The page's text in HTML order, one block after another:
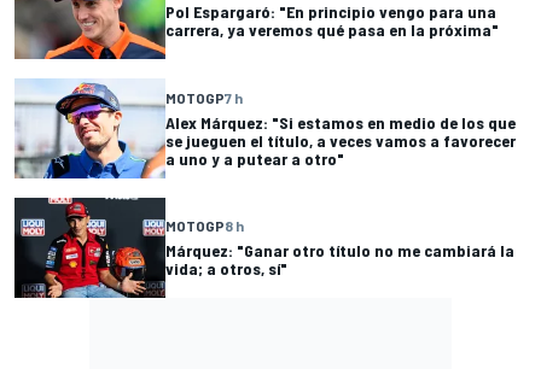
Pol Espargaró: "En principio vengo para una
carrera, ya veremos qué pasa en la próxima"
MOTOGP7 h
Alex Márquez: "Si estamos en medio de los que
se jueguen el título, a veces vamos a favorecer
a uno y a putear a otro"
MOTOGP8 h
Márquez: "Ganar otro título no me cambiará la
vida; a otros, sí"